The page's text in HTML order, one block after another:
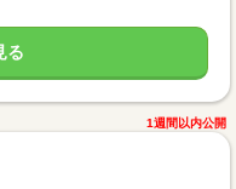
る
1週間以内公開